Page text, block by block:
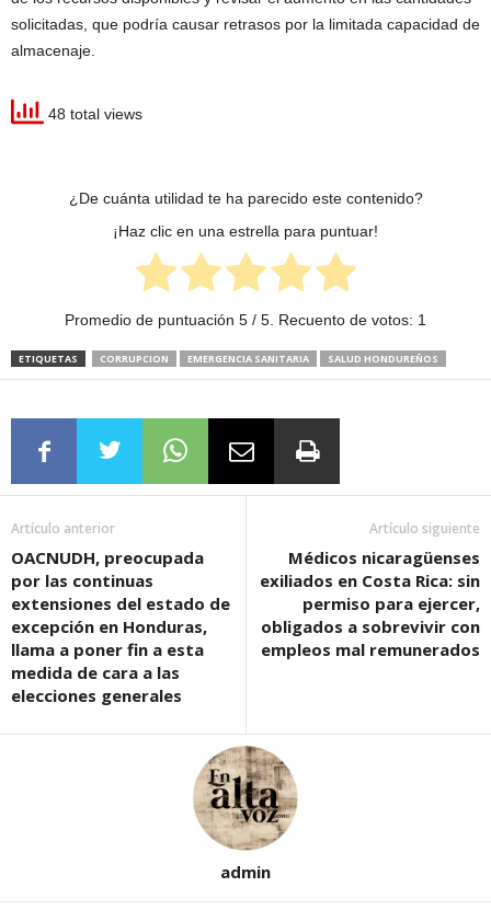
solicitadas, que podría causar retrasos por la limitada capacidad de
almacenaje.
48 total views
¿De cuánta utilidad te ha parecido este contenido?
¡Haz clic en una estrella para puntuar!
Promedio de puntuación 5 / 5. Recuento de votos: 1
ETIQUETAS CORRUPCION EMERGENCIA SANITARIA SALUD HONDUREÑOS
Artículo anterior
OACNUDH, preocupada
por las continuas
extensiones del estado de
excepción en Honduras,
llama a poner fin a esta
medida de cara a las
elecciones generales
Artículo siguiente
Médicos nicaragüenses
exiliados en Costa Rica: sin
permiso para ejercer,
obligados a sobrevivir con
empleos mal remunerados
admin